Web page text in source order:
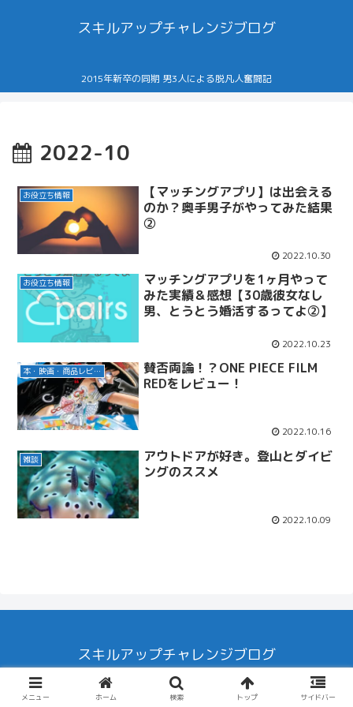
スキルアップチャレンジブログ
2015年新卒の同期 男3人による脱凡人奮闘記
2022-10
お役立ち情報
【マッチングアプリ】は出会える
のか？奥手男子がやってみた結果
②
2022.10.30
お役立ち情報
マッチングアプリを1ヶ月やって
みた実績＆感想【30歳彼女なし
男、とうとう婚活するってよ②】
2022.10.23
本・映画・商品レビュー
賛否両論！？ONE PIECE FILM
REDをレビュー！
2022.10.16
雑談
アウトドアが好き。登山とダイビ
ングのススメ
2022.10.09
スキルアップチャレンジブログ
© 2022 スキルアップチャレンジブログ.
メニュー ホーム 検索 トップ サイドバー